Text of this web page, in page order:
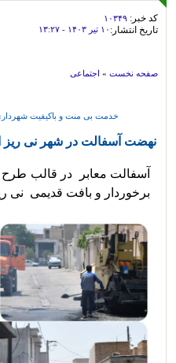
کد خبر: ۱۰۳۴۹
تاریخ انتشار: ۱۰ تير ۱۴۰۳ - ۱۳:۲۷
صفحه نخست » اجتماعی
خدمت بی منت و باکیفیت
نهضت آسفالت در شهر نی ریز